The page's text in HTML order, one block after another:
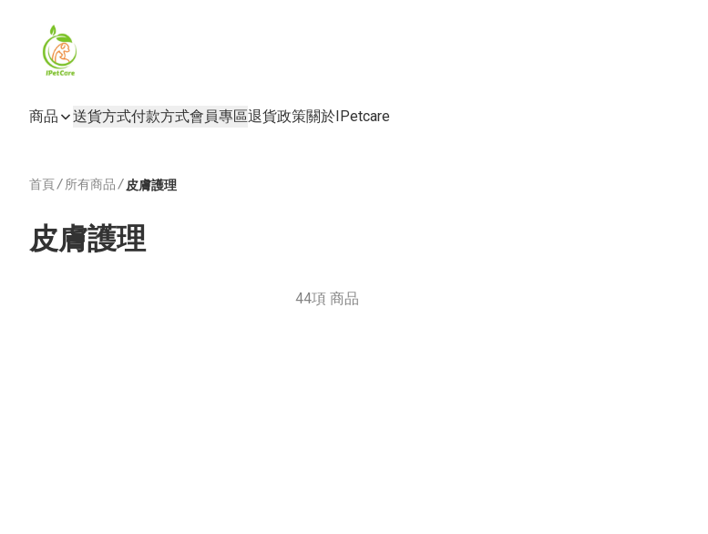
商品 送貨方式付款方式會員專區退貨政策關於IPetcare
首頁/ 所有商品 / 皮膚護理
皮膚護理
44項 商品